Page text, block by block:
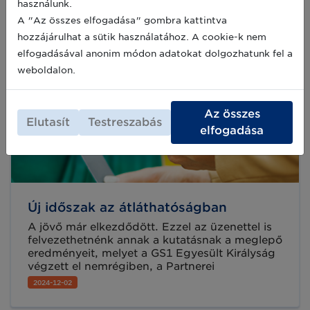
vállalkozásod - bemutatjuk a THE
CODEFATHER szekciót:
Új időszak az átláthatóságban
A jövő már elkezdődött. Ezzel az üzenettel is
felvezethetnénk annak a kutatásnak a meglepő
eredményeit, melyet a GS1 Egyesült Királyság
végzett el nemrégiben, a Partnerei
körében. Hogyan változik át a vásárlói döntési
folyamat, és hogyan szerezhetünk piaci
2024-12-02
használunk.
A "Az összes elfogadása" gombra kattintva
hozzájárulhat a sütik használatához. A cookie-k nem
elfogadásával anonim módon adatokat dolgozhatunk fel a
weboldalon.
Elutasít Testreszabás
Az összes
elfogadása